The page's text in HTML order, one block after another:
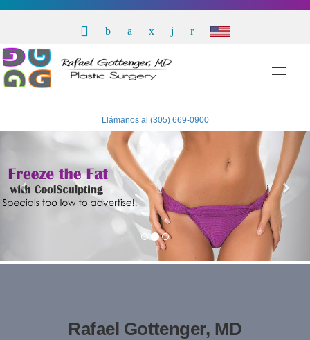
Llámanos al (305) 669-0900
Rafael Gottenger, MD